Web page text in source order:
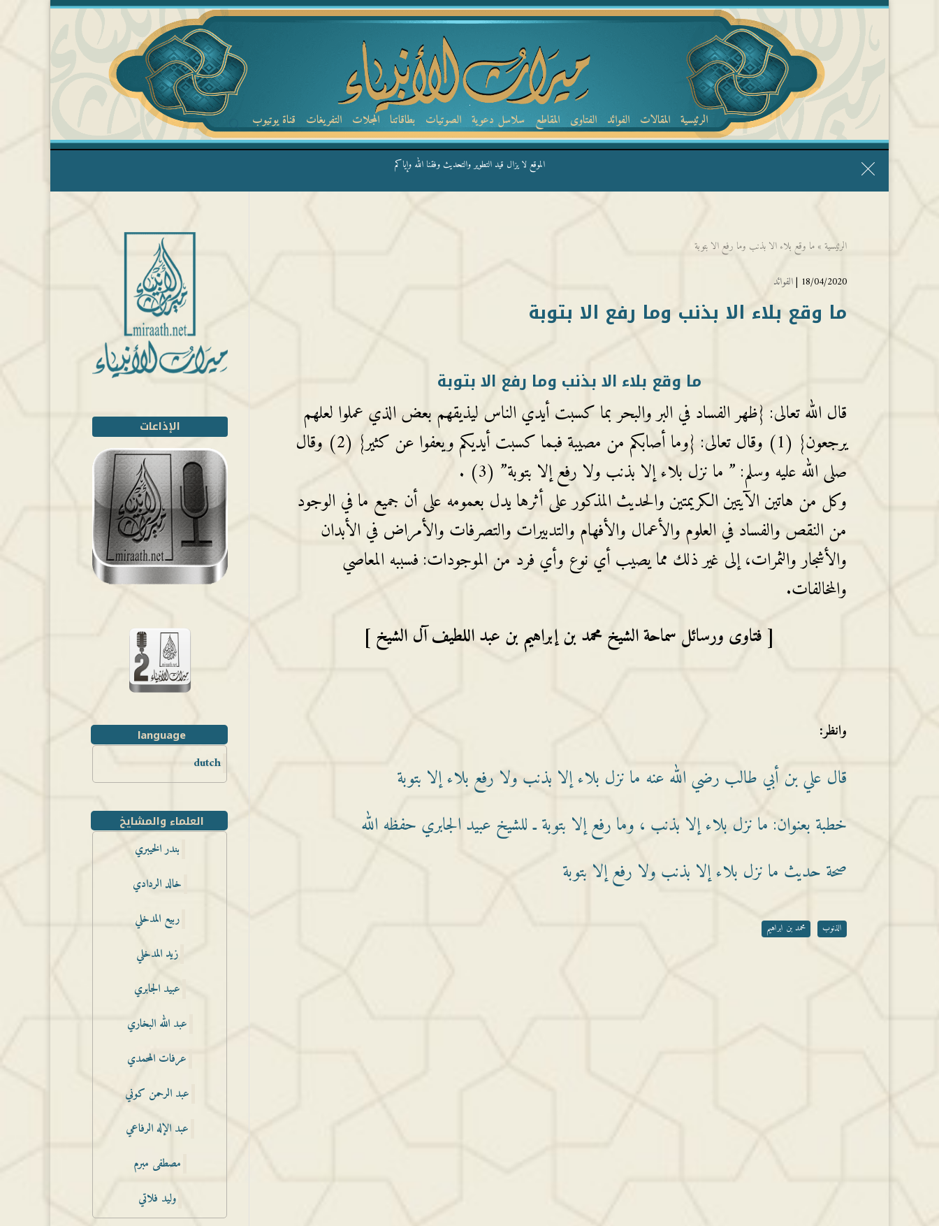
الرئيسية المقالات الفوائد الفتاوى المقاطع سلاسل دعوية الصوتيات بطاقاتنا المجلات التفريغات قناة يوتيوب
الموقع لا يزال قيد التطوير والتحديث وفقنا الله وإياكم
الرئيسية » ما وقع بلاء الا بذنب وما رفع الا بتوبة
18/04/2020 | الفوائد
ما وقع بلاء الا بذنب وما رفع الا بتوبة
ما وقع بلاء الا بذنب وما رفع الا بتوبة
قال الله تعالى: {ظهر الفساد في البر والبحر بما كسبت أيدي الناس ليذيقهم بعض الذي عملوا لعلهم
يرجعون} (1) وقال تعالى: {وما أصابكم من مصيبة فبما كسبت أيديكم ويعفوا عن كثير} (2) وقال
صلى الله عليه وسلم: ” ما نزل بلاء إلا بذنب ولا رفع إلا بتوبة” (3) .
وكل من هاتين الآيتين الكريمتين والحديث المذكور على أثرها يدل بعمومه على أن جميع ما في الوجود
من النقص والفساد في العلوم والأعمال والأفهام والتدبيرات والتصرفات والأمراض في الأبدان
والأشجار والثمرات، إلى غير ذلك مما يصيب أي نوع وأي فرد من الموجودات: فسببه المعاصي
والمخالفات.
[ فتاوى ورسائل سماحة الشيخ محمد بن إبراهيم بن عبد اللطيف آل الشيخ ]
وانظر:
قال علي بن أبي طالب رضي الله عنه ما نزل بلاء إلا بذنب ولا رفع بلاء إلا بتوبة
خطبة بعنوان: ما نزل بلاء إلا بذنب ، وما رفع إلا بتوبة ـ للشيخ عبيد الجابري حفظه الله
صحة حديث ما نزل بلاء إلا بذنب ولا رفع إلا بتوبة
الذنوب محمد بن ابراهيم
الإذاعات
language
dutch
العلماء والمشايخ
بندر الخيبري
خالد الردادي
ربيع المدخلي
زيد المدخلي
عبيد الجابري
عبد الله البخاري
عرفات المحمدي
عبد الرحمن كوني
عبد الإله الرفاعي
مصطفى مبرم
وليد فلاتي